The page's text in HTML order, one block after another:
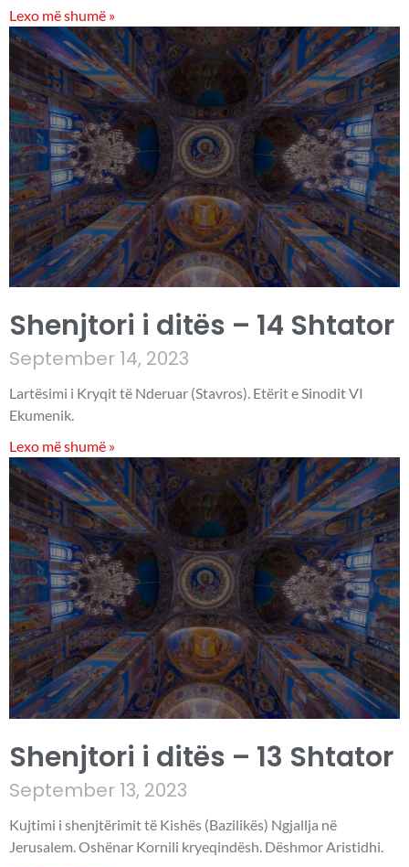
Lexo më shumë »
Shenjtori i ditës – 14 Shtator
September 14, 2023
Lartësimi i Kryqit të Nderuar (Stavros). Etërit e Sinodit VI
Ekumenik.
Lexo më shumë »
Shenjtori i ditës – 13 Shtator
September 13, 2023
Kujtimi i shenjtërimit të Kishës (Bazilikës) Ngjallja në
Jerusalem. Oshënar Kornili kryeqindësh. Dëshmor Aristidhi.